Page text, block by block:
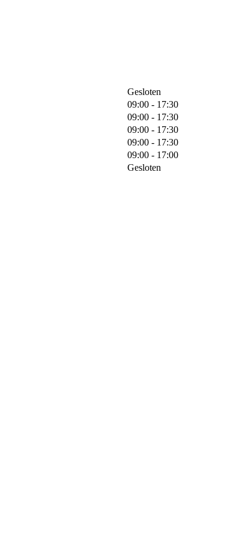
Gesloten
09:00 - 17:30
09:00 - 17:30
09:00 - 17:30
09:00 - 17:30
09:00 - 17:00
Gesloten